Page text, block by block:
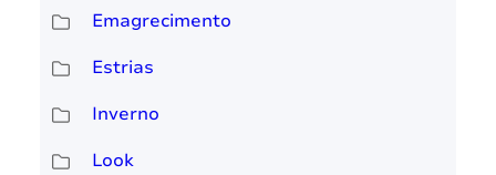
Emagrecimento
Estrias
Inverno
Look